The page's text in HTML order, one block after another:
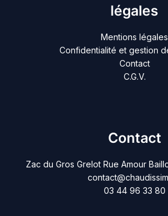
légales
Mentions légales
Confidentialité et gestion
Contact
C.G.V.
Contact
Zac du Gros Grelot Rue Amour
03 44 96 33 80